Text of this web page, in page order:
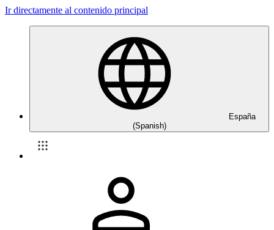
Ir directamente al contenido principal
España
(Spanish)